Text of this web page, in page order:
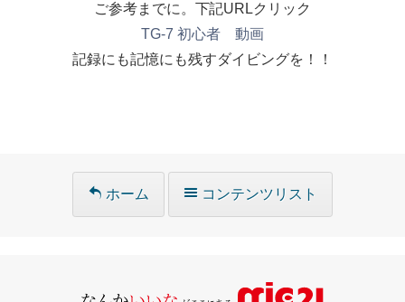
ご参考までに。下記URLクリック
TG-7 初心者 動画
記録にも記憶にも残すダイビングを！！
ホーム コンテンツリスト